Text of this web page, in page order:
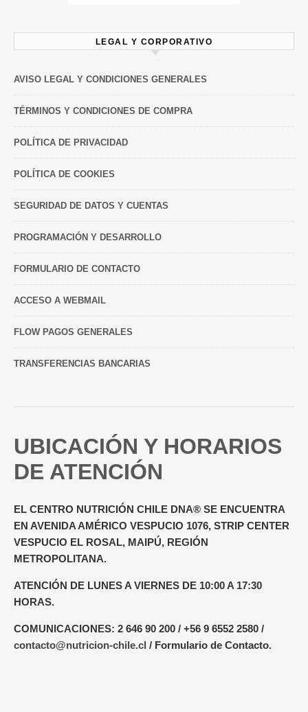
LEGAL Y CORPORATIVO
AVISO LEGAL Y CONDICIONES GENERALES
TÉRMINOS Y CONDICIONES DE COMPRA
POLÍTICA DE PRIVACIDAD
POLÍTICA DE COOKIES
SEGURIDAD DE DATOS Y CUENTAS
PROGRAMACIÓN Y DESARROLLO
FORMULARIO DE CONTACTO
ACCESO A WEBMAIL
FLOW PAGOS GENERALES
TRANSFERENCIAS BANCARIAS
UBICACIÓN Y HORARIOS
DE ATENCIÓN
EL CENTRO NUTRICIÓN CHILE DNA® SE ENCUENTRA
EN AVENIDA AMÉRICO VESPUCIO 1076, STRIP CENTER
VESPUCIO EL ROSAL, MAIPÚ, REGIÓN
METROPOLITANA.
ATENCIÓN DE LUNES A VIERNES DE 10:00 A 17:30
HORAS.
COMUNICACIONES: 2 646 90 200 / +56 9 6552 2580 /
contacto@nutricion-chile.cl / Formulario de Contacto.